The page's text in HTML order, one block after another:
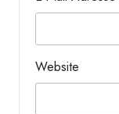
Website